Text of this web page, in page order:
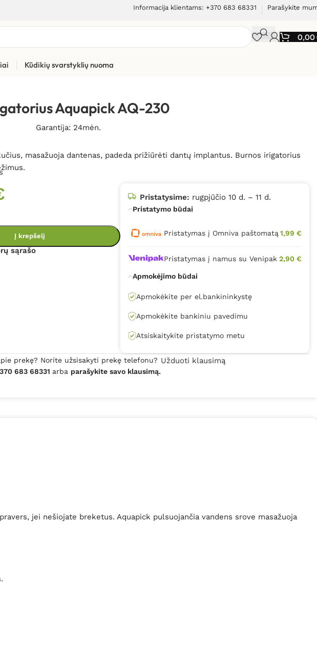
Informacija klientams: +370 683 68331 Parašykite
0,00
Kūdikių svarstyklių nuoma
irigatorius Aquapick AQ-230
Aquapick AQ-230
Garantija: 24mėn.
masažuoja dantenas, padeda prižiūrėti dantų implantus. Burnos irigatorius
Į krepšelį
sąrašo
Pristatysime: rugpjūčio 10 d. – 11 d.
Pristatymo būdai
Pristatymas į Omniva paštomatą 1,99 €
Pristatymas į namus su Venipak 2,90 €
Apmokėjimo būdai
Apmokėkite per el.bankininkystę
Apmokėkite bankiniu pavedimu
Atsiskaitykite pristatymo metu
prekę? Norite užsisakyti prekę telefonu?
683 68331 arba parašykite savo klausimą.
Užduoti klausimą
jei nešiojate breketus. Aquapick pulsuojančia vandens srove masažuoja